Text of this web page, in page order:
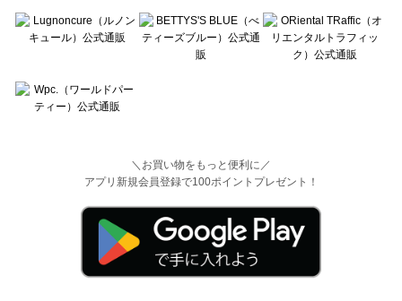
＼お買い物をもっと便利に／
アプリ新規会員登録で100ポイントプレゼント！